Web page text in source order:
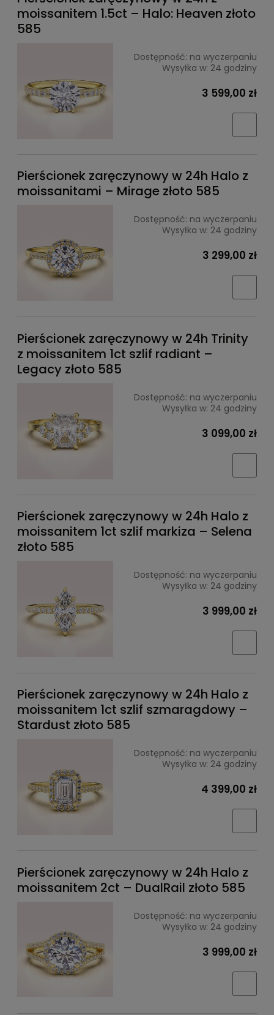
moissanitem 1.5ct – Halo: Heaven złoto
585
Dostępność: na wyczerpaniu
Wysyłka w: 24 godziny
3 599,00 zł
Pierścionek zaręczynowy w 24h Halo z
moissanitami – Mirage złoto 585
Dostępność: na wyczerpaniu
Wysyłka w: 24 godziny
3 299,00 zł
Pierścionek zaręczynowy w 24h Trinity
z moissanitem 1ct szlif radiant –
Legacy złoto 585
Dostępność: na wyczerpaniu
Wysyłka w: 24 godziny
3 099,00 zł
Pierścionek zaręczynowy w 24h Halo z
moissanitem 1ct szlif markiza – Selena
złoto 585
Dostępność: na wyczerpaniu
Wysyłka w: 24 godziny
3 999,00 zł
Pierścionek zaręczynowy w 24h Halo z
moissanitem 1ct szlif szmaragdowy –
Stardust złoto 585
Dostępność: na wyczerpaniu
Wysyłka w: 24 godziny
4 399,00 zł
Pierścionek zaręczynowy w 24h Halo z
moissanitem 2ct – DualRail złoto 585
Dostępność: na wyczerpaniu
Wysyłka w: 24 godziny
3 999,00 zł